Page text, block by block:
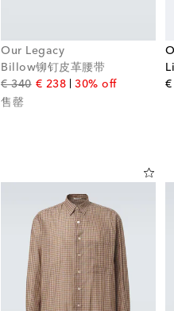
Our Legacy
Billow铆钉皮革腰带
€ 340original price
€ 238discount price
30% off
售罄
€